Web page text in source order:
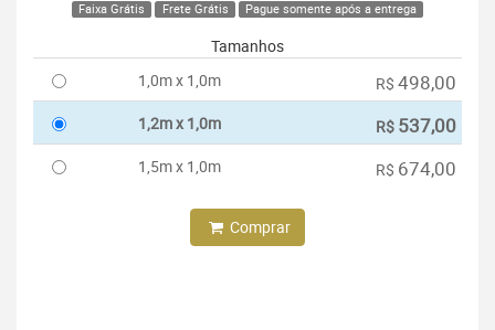
Faixa Grátis Frete Grátis Pague somente após a entrega
Tamanhos
1,0m x 1,0m
R$ 498,00
1,2m x 1,0m R$ 537,00
1,5m x 1,0m R$ 674,00
Comprar